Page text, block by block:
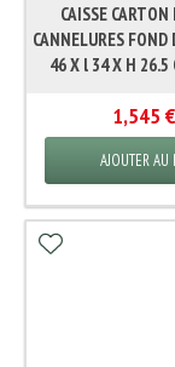
CAISSE
CANNELURES
46 X l 34 X H 26.5
1,545 €
AJOUTER AU